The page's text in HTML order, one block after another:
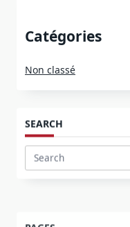
Catégories
Non classé
SEARCH
Search